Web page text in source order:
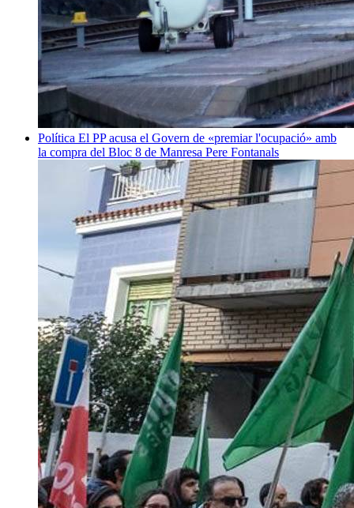
Política El PP acusa el Govern de «premiar l'ocupació» amb
la compra del Bloc 8 de Manresa Pere Fontanals